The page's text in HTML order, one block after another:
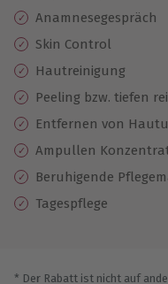
Anamnesegespräch
Skin Control
Hautreinigung
Peeling bzw. tiefen
Entfernen von
Ampullen
Beruhigende
Tagespflege
* Der Rabatt ist nicht auf